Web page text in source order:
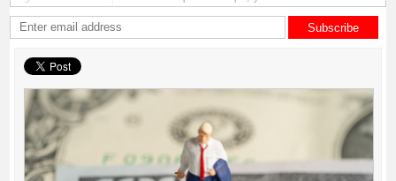
Subscribe